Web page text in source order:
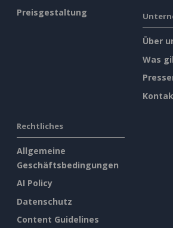
Preisgestaltung
Über
Was
Rechtliches
Allgemeine
Geschäftsbedingungen
AI Policy
Datenschutz
Content Guidelines